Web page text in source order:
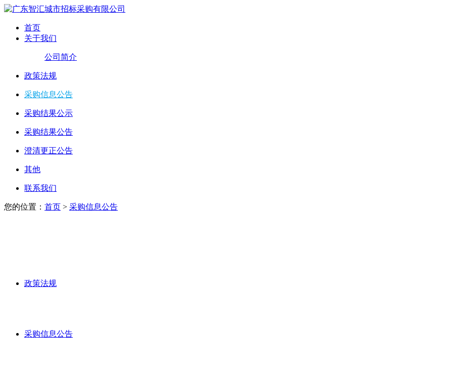
首页
关于我们
公司简介
政策法规
采购信息公告
采购结果公示
采购结果公告
澄清更正公告
其他
联系我们
您的位置： 首页 > 采购信息公告
政策法规
采购信息公告